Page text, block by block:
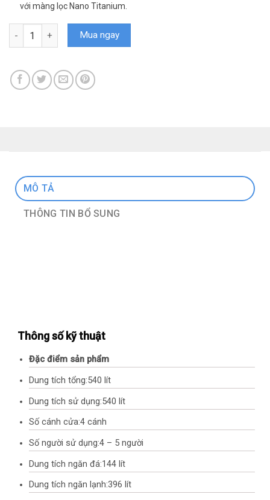
với màng lọc Nano Titanium.
Tủ lạnh Hitachi Inverter 540 lít R-FW690PGV7X GBK số lượng
Mua ngay
MÔ TẢ
THÔNG TIN BỔ SUNG
Số cánh cửa:
Số người sử dụng:4 – 5 người
Dung tích ngăn đá:144 lít
Dung tích ngăn lạnh:396 lít
Công nghệ Inverter:Tủ lạnh Inverter
Điện năng tiêu thụ:~ 1.23 kW/ngày
Công nghệ làm lạnh:Hệ thống làm lạnh quạt kép
Công nghệ kháng khuẩn, khử mùi:Màng lọc Nano